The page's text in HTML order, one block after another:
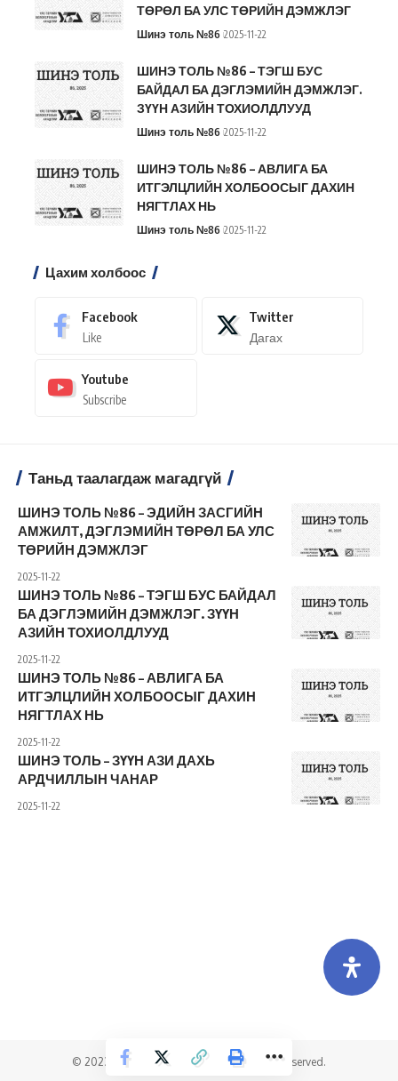
ТӨРӨЛ БА УЛС ТӨРИЙН ДЭМЖЛЭГ
Шинэ толь №86 2025-11-22
ШИНЭ ТОЛЬ №86 – ТЭГШ БУС
БАЙДАЛ БА ДЭГЛЭМИЙН ДЭМЖЛЭГ.
ЗҮҮН АЗИЙН ТОХИОЛДЛУУД
Шинэ толь №86 2025-11-22
ШИНЭ ТОЛЬ №86 – АВЛИГА БА
ИТГЭЛЦЛИЙН ХОЛБООСЫГ ДАХИН
НЯГТЛАХ НЬ
Шинэ толь №86 2025-11-22
Цахим холбоос
Facebook
Like
Twitter
Дагах
Youtube
Subscribe
Таньд таалагдаж магадгүй
ШИНЭ ТОЛЬ №86 – ЭДИЙН ЗАСГИЙН
АМЖИЛТ, ДЭГЛЭМИЙН ТӨРӨЛ БА УЛС
ТӨРИЙН ДЭМЖЛЭГ
2025-11-22
ШИНЭ ТОЛЬ №86 – ТЭГШ БУС БАЙДАЛ
БА ДЭГЛЭМИЙН ДЭМЖЛЭГ. ЗҮҮН
АЗИЙН ТОХИОЛДЛУУД
2025-11-22
ШИНЭ ТОЛЬ №86 – АВЛИГА БА
ИТГЭЛЦЛИЙН ХОЛБООСЫГ ДАХИН
НЯГТЛАХ НЬ
2025-11-22
ШИНЭ ТОЛЬ – ЗҮҮН АЗИ ДАХЬ
АРДЧИЛЛЫН ЧАНАР
2025-11-22
© 2023 Tagtaa solution Co.,Ltd All Rights Reserved.